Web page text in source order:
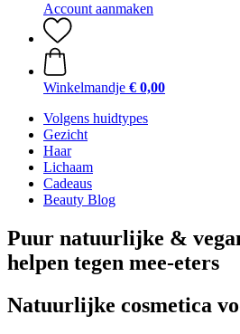
Account aanmaken
Winkelmandje € 0,00
Volgens huidtypes
Gezicht
Haar
Lichaam
Cadeaus
Beauty Blog
Puur natuurlijke &
helpen tegen mee-eters
Natuurlijke cosmetica